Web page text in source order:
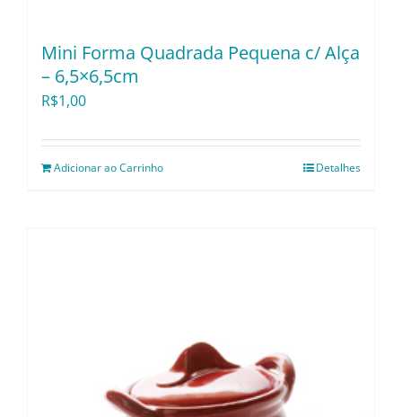
Mini Forma Quadrada Pequena c/ Alça
– 6,5×6,5cm
R$1,00
Adicionar ao Carrinho Detalhes